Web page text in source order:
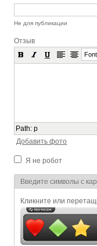
Не для публикации
Отзыв
Path:p
Добавить фото
Я не робот
Я спамер
Введите символы с
Кликните или